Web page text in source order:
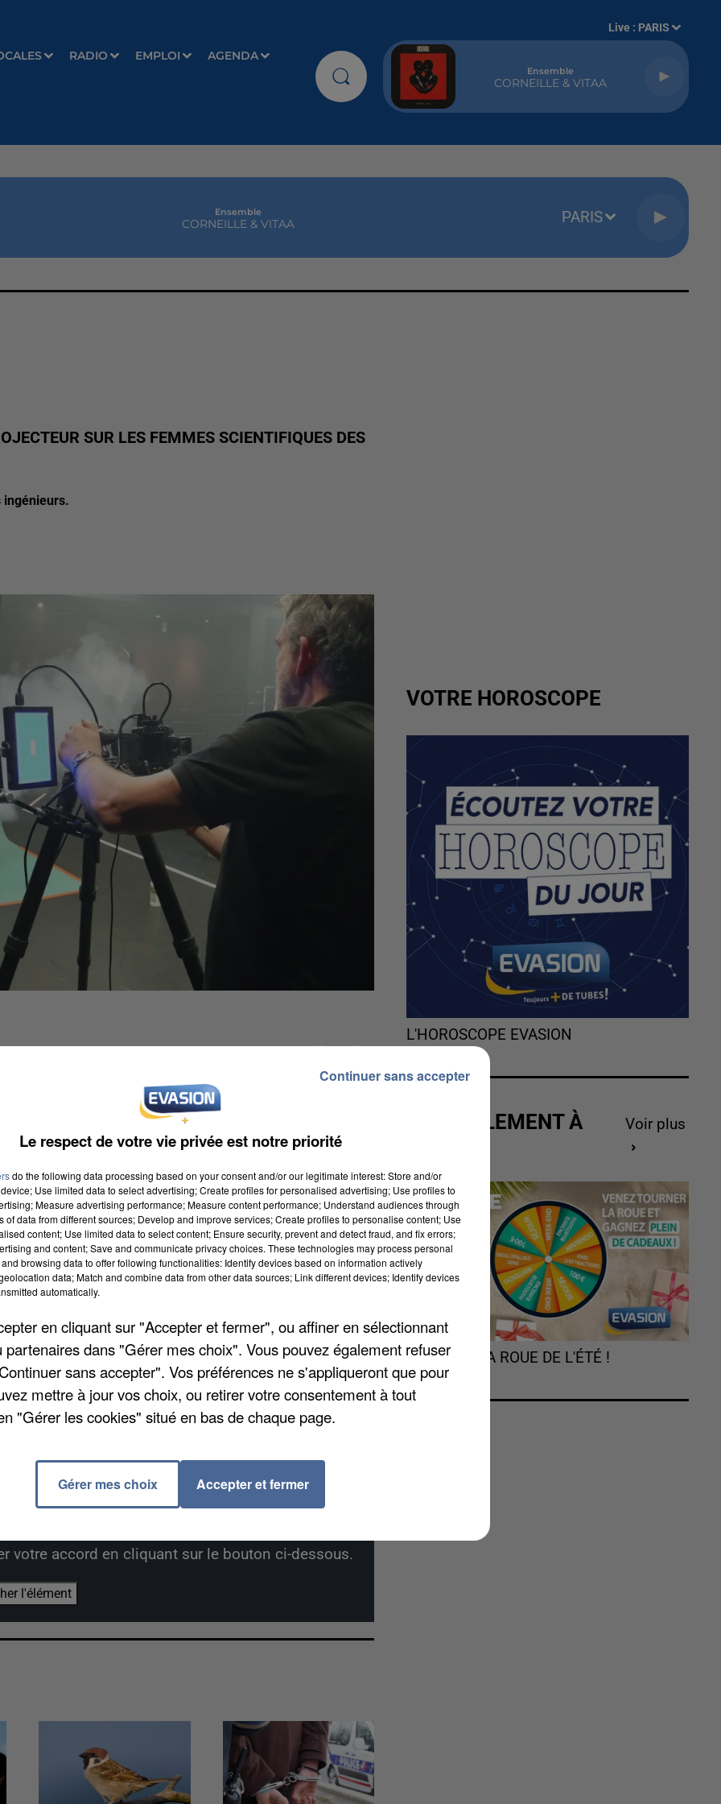
RADIO EMPLOI AGENDA
Live : PARIS
Ensemble
CORNEILLE & VITAA
Ensemble
CORNEILLE & VITAA PARIS
SUR LES FEMMES SCIENTIFIQUES DES
ingénieurs.
de Lille accueille l’exposition « La science taille XX
de-France. Chercheuses, ingénieures,
portraits réalisés par le photographe Vincent
les stéréotypes dans les métiers scientifiques et
femmes ne représentent que 30 % des chercheurs
où cette expo prendra ses quartiers :
Polytechnique Hauts-de-France de
l’Université d’Artois à Arras
Béthune
Côte d’Opale (ULCO) à Boulogne-sur-Mer
Picardie Jules Verne d’Amiens
de Compiègne (UTC)
Lille
du dépôt de cookies que vous avez exprimé. Si
votre accord en cliquant sur le bouton ci-dessous.
l'élément
VOTRE HOROSCOPE
L'HOROSCOPE EVASION
ACTUELLEMENT À
Voir plus
TOURNEZ LA ROUE DE L'ÉTÉ !
Le respect de votre vie privée est notre priorité
do the following data processing based on your consent and/or our legitimate interest: Store and/or
Use limited data to select advertising; Create profiles for personalised advertising; Use profiles to
Measure advertising performance; Measure content performance; Understand audiences through
of data from different sources; Develop and improve services; Create profiles to personalise content; Use
content; Use limited data to select content; Ensure security, prevent and detect fraud, and fix errors;
and content; Save and communicate privacy choices. These technologies may process personal
browsing data to offer following functionalities: Identify devices based on information actively
data; Match and combine data from other data sources; Link different devices; Identify devices
automatically.
en cliquant sur "Accepter et fermer", ou affiner en sélectionnant
partenaires dans "Gérer mes choix". Vous pouvez également refuser
sans accepter". Vos préférences ne s'appliqueront que pour
mettre à jour vos choix, ou retirer votre consentement à tout
"Gérer les cookies" situé en bas de chaque page.
Gérer mes choix Accepter et fermer
Continuer sans accepter